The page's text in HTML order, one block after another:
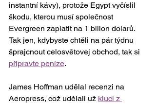
instantní kávy), protože Egypt vyčíslil
škodu, kterou musí společnost
Evergreen zaplatit na 1 bilion dolarů.
Tak jen, kdybyste chtěli na pár týdnu
šprajcnout celosvětovej obchod, tak si
připravte peníze.
James Hoffman udělal recenzi na
Aeropress, což udělali už kluci z